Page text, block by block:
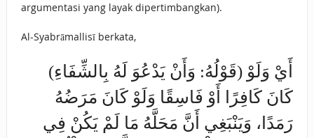
argumentasi yang layak dipertimbangkan).
Al-Syabrāmallisī berkata,
(قَوْلُهُ: وَأَنْ يَدْعُوَ لَهُ بِالشِّفَاءِ) أَيْ وَلَوْ
كَانَ كَافِرًا أَوْ فَاسِقًا وَلَوْ كَانَ مَرَضُهُ
رَمَدًا، وَيَنْبَغِي أَنَّ مَحَلَّهُ مَا لَمْ يَكُنْ فِي